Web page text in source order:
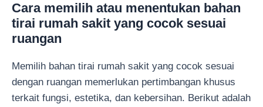
Cara memilih atau menentukan bahan
tirai rumah sakit yang cocok sesuai
ruangan
Memilih bahan tirai rumah sakit yang cocok sesuai
dengan ruangan memerlukan pertimbangan khusus
terkait fungsi, estetika, dan kebersihan. Berikut adalah